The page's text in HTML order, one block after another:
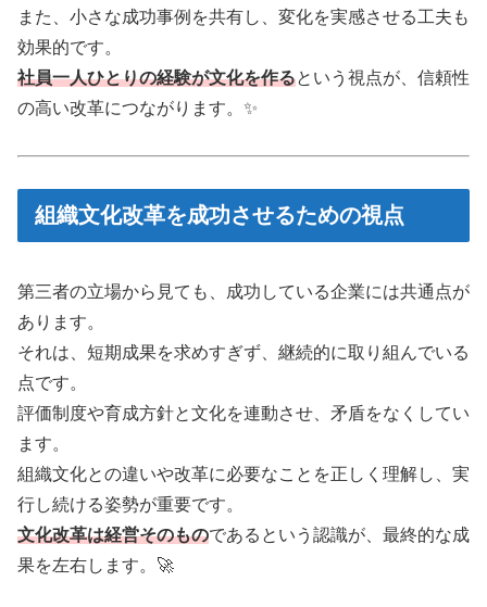
また、小さな成功事例を共有し、変化を実感させる工夫も
効果的です。
社員一人ひとりの経験が文化を作るという視点が、信頼性
の高い改革につながります。✨
組織文化改革を成功させるための視点
第三者の立場から見ても、成功している企業には共通点が
あります。
それは、短期成果を求めすぎず、継続的に取り組んでいる
点です。
評価制度や育成方針と文化を連動させ、矛盾をなくしてい
ます。
組織文化との違いや改革に必要なことを正しく理解し、実
行し続ける姿勢が重要です。
文化改革は経営そのものであるという認識が、最終的な成
果を左右します。🚀